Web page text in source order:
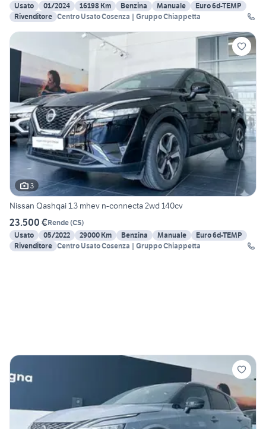
Usato
01/2024 16198 Km Benzina Manuale
Euro 6d-TEMP
Rivenditore Centro Usato Cosenza | Gruppo Chiappetta
3
Nissan Qashqai 1.3 mhev n-connecta 2wd 140cv
23.500 €Rende(CS)
Usato
05/2022 29000 Km Benzina Manuale
Euro 6d-TEMP
Rivenditore Centro Usato Cosenza | Gruppo Chiappetta